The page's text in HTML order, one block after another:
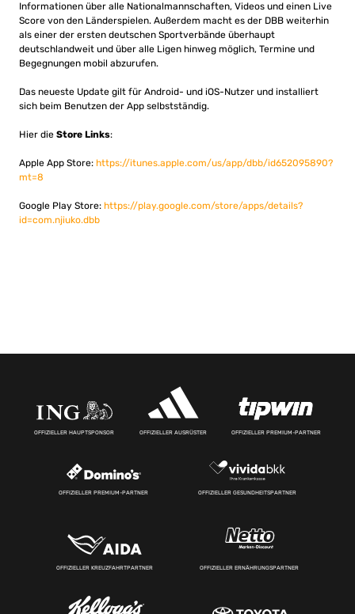
Informationen über alle Nationalmannschaften, Videos und einen Live
Score von den Länderspielen. Außerdem macht es der DBB weiterhin
als einer der ersten deutschen Sportverbände überhaupt
deutschlandweit und über alle Ligen hinweg möglich, Termine und
Begegnungen mobil abzurufen.
Das neueste Update gilt für Android- und iOS-Nutzer und installiert
sich beim Benutzen der App selbstständig.
Hier die Store Links:
Apple App Store: https://itunes.apple.com/us/app/dbb/id652095890?
mt=8
Google Play Store: https://play.google.com/store/apps/details?
id=com.njiuko.dbb
OFFIZIELLER HAUPTSPONSOR OFFIZIELLER AUSRÜSTER OFFIZIELLER PREMIUM-PARTNER
OFFIZIELLER PREMIUM-PARTNER OFFIZIELLER GESUNDHEITSPARTNER
OFFIZIELLER KREUZFAHRTPARTNER OFFIZIELLER ERNÄHRUNGSPARTNER